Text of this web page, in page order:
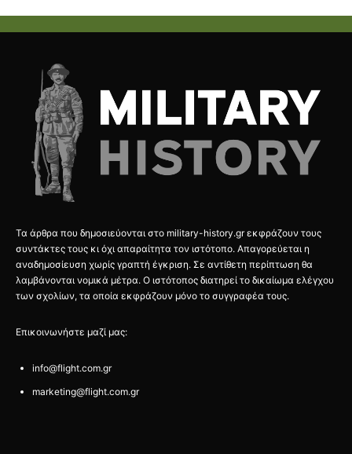
Τα άρθρα που δημοσιεύονται στο military-history.gr εκφράζουν τους
συντάκτες τους κι όχι απαραίτητα τον ιστότοπο. Απαγορεύεται η
αναδημοσίευση χωρίς γραπτή έγκριση. Σε αντίθετη περίπτωση θα
λαμβάνονται νομικά μέτρα. Ο ιστότοπος διατηρεί το δικαίωμα ελέγχου
των σχολίων, τα οποία εκφράζουν μόνο το συγγραφέα τους.
Επικοινωνήστε μαζί μας:
info@flight.com.gr
marketing@flight.com.gr